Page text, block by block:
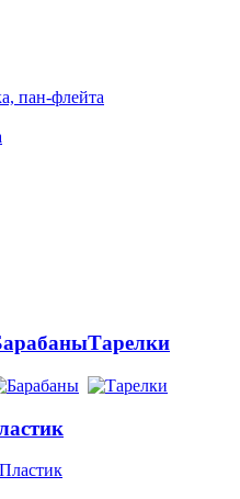
пан-флейта
Тарелки